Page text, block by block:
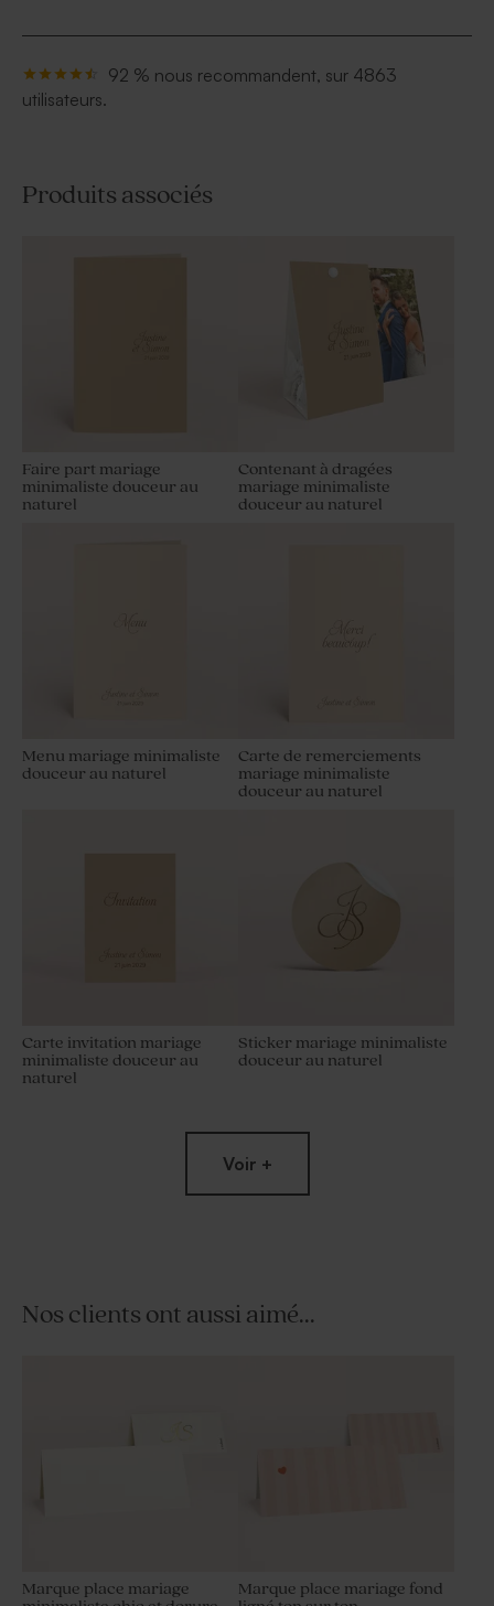
92 % nous recommandent, sur 4863
utilisateurs.
Produits associés
Faire part mariage
minimaliste douceur au
naturel
Contenant à dragées
mariage minimaliste
douceur au naturel
Menu mariage minimaliste
douceur au naturel
Carte de remerciements
mariage minimaliste
douceur au naturel
Carte invitation mariage
minimaliste douceur au
naturel
Sticker mariage minimaliste
douceur au naturel
Voir +
Nos clients ont aussi aimé...
Marque place mariage
Marque place mariage fond